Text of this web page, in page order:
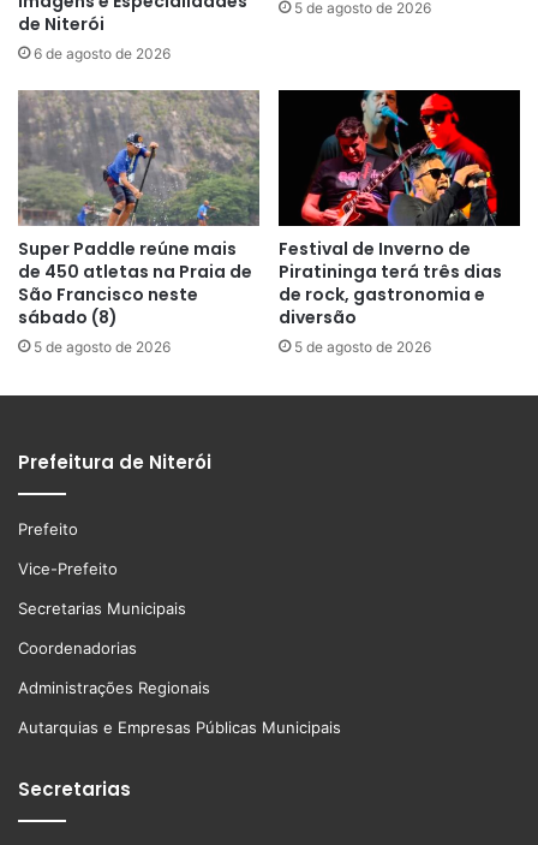
de Niterói
6 de agosto de 2026
5 de agosto de 2026
Super Paddle reúne mais
de 450 atletas na Praia de
São Francisco neste
sábado (8)
5 de agosto de 2026
Festival de Inverno de
Piratininga terá três dias
de rock, gastronomia e
diversão
5 de agosto de 2026
Prefeitura de Niterói
Prefeito
Vice-Prefeito
Secretarias Municipais
Coordenadorias
Administrações Regionais
Autarquias e Empresas Públicas Municipais
Secretarias